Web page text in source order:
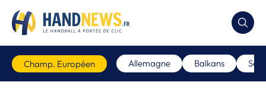
Champ. Européen Allemagne Balkans